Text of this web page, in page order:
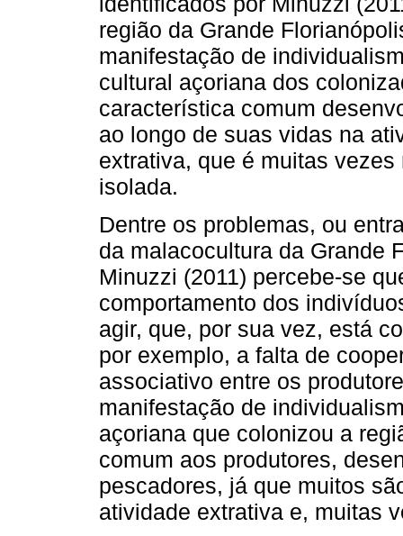
região da Grande
manifestação de
cultural açoriana dos
característica comum
ao longo de suas vidas na
extrativa, que é muitas
isolada.
Dentre os problemas, ou
da malacocultura da Grande
Minuzzi (2011) percebe-se
comportamento dos
agir, que, por sua vez, está
por exemplo, a falta de
associativo entre os
manifestação de
açoriana que colonizou a
comum aos produtores,
pescadores, já que muitos
atividade extrativa e, muitas